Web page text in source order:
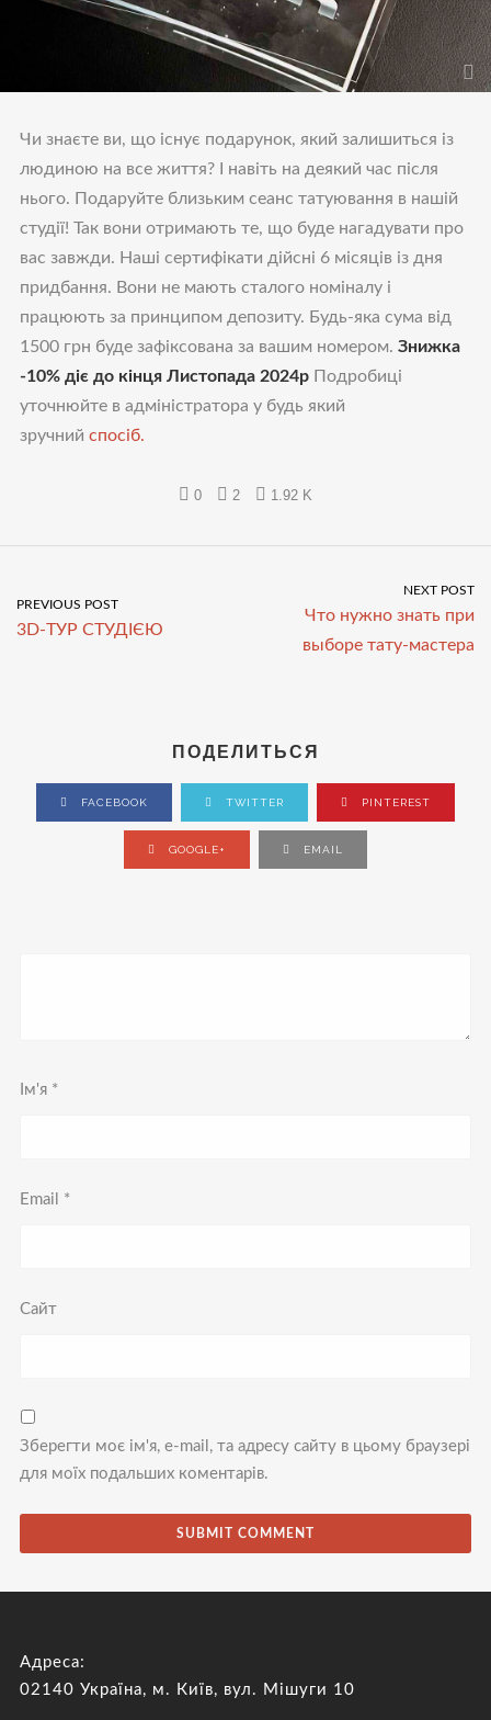
Чи знаєте ви, що існує подарунок, який залишиться із
людиною на все життя? І навіть на деякий час після
нього. Подаруйте близьким сеанс татуювання в нашій
студії! Так вони отримають те, що буде нагадувати про
вас завжди. Наші сертифікати дійсні 6 місяців із дня
придбання. Вони не мають сталого номіналу і
працюють за принципом депозиту. Будь-яка сума від
1500 грн буде зафіксована за вашим номером. Знижка
-10% діє до кінця Листопада 2024рПодробиці
уточнюйте в адміністратора у будь який
зручний спосіб.
0 2 1.92 K
PREVIOUS POST
3D-ТУР СТУДІЄЮ
NEXT POST
Что нужно знать при
выборе тату-мастера
ПОДЕЛИТЬСЯ
FACEBOOK TWITTER PINTEREST
GOOGLE+ EMAIL
Ім'я *
Email *
Сайт
Зберегти моє ім'я, e-mail, та адресу сайту в цьому браузері
для моїх подальших коментарів.
Адреса:
02140 Україна, м. Київ, вул. Мішуги 10